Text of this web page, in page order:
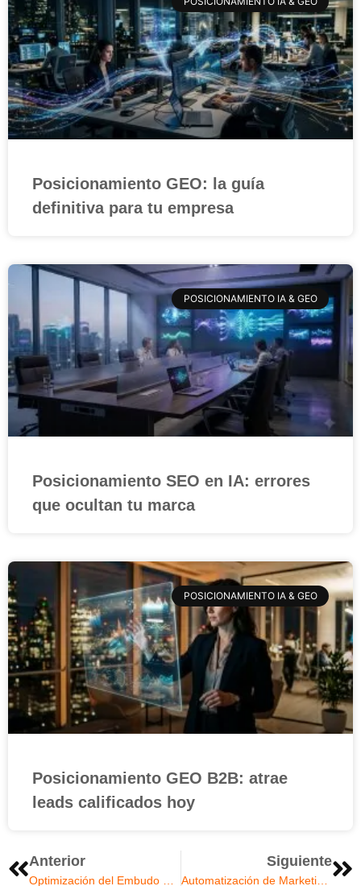
Posicionamiento GEO: la guía
definitiva para tu empresa
POSICIONAMIENTO IA & GEO
Posicionamiento SEO en IA: errores
que ocultan tu marca
POSICIONAMIENTO IA & GEO
Posicionamiento GEO B2B: atrae
leads calificados hoy
Anterior Siguiente
Automatización de Marketing B2B: Escalando tus Ventas